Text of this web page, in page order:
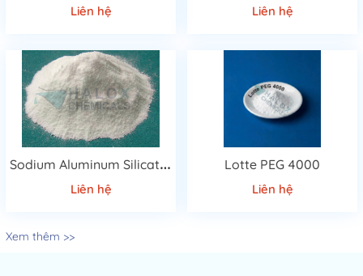
Liên hệ Liên hệ
S
odium Aluminum Silicate 4A(4A ZEOLITE)
Liên hệ
Lotte PEG 4000
Liên hệ
Xem thêm >>